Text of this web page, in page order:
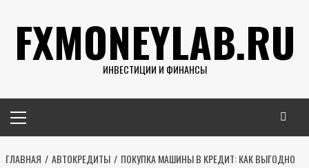
содержимому
FXMONEYLAB.RU
ИНВЕСТИЦИИ И ФИНАНСЫ
меню
ГЛАВНАЯ АВТОКРЕДИТЫ
ПОКУПКА МАШИНЫ В КРЕДИТ: КАК ВЫГОДНО